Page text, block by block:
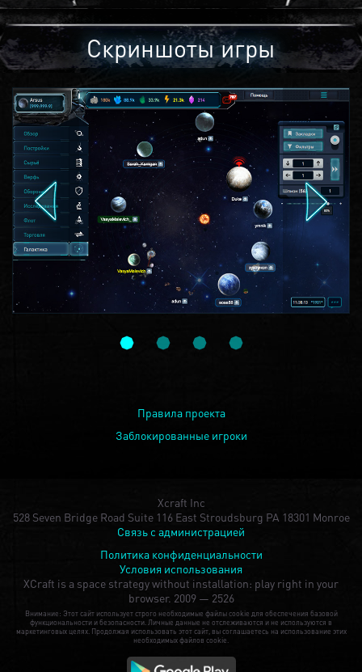
Скриншоты игры
Правила проекта
Заблокированные игроки
Xcraft Inc
528 Seven Bridge Road Suite 116 East Stroudsburg PA 18301 Monroe
Связь с администрацией
Политика конфиденциальности
Условия использования
XCraft is a space strategy without installation: play right in your
browser. 2009 — 2526
Внимание: Этот сайт использует строго необходимые файлы cookie для обеспечения базовой
функциональности и безопасности. Личные данные не отслеживаются и не используются в
маркетинговых целях. Продолжая использовать этот сайт, вы соглашаетесь на использование этих
необходимых файлов cookie.